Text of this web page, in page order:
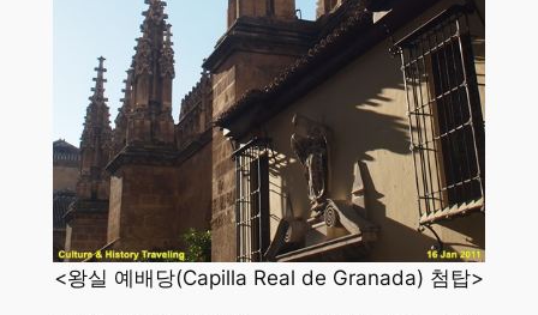
<왕실 예배당(Capilla Real de Granada) 첨탑>